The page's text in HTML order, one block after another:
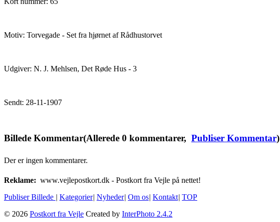
Motiv: Torvegade - Set fra hjørnet af Rådhustorvet
Udgiver: N. J. Mehlsen, Det Røde Hus - 3
Sendt: 28-11-1907
Billede Kommentar(Allerede 0 kommentarer, Publiser Kommentar)
Der er ingen kommentarer.
Reklame: www.vejlepostkort.dk - Postkort fra Vejle på nettet!
Publiser Billede | Kategorier| Nyheder| Om os| Kontakt| TOP
© 2026 Postkort fra Vejle Created by InterPhoto 2.4.2